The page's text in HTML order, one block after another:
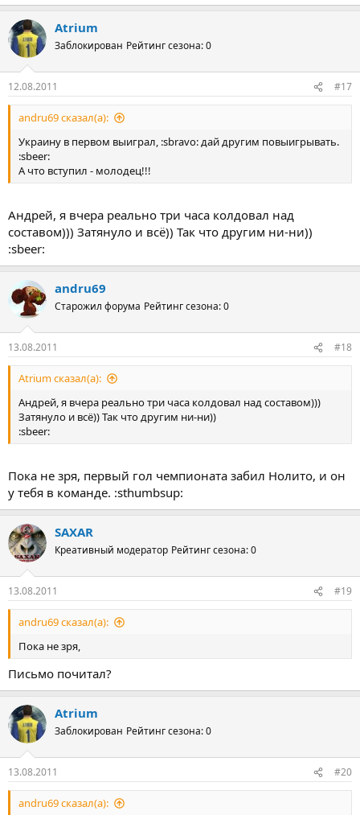
Atrium
Заблокирован Рейтинг сезона: 0
12.08.2011 #17
andru69 сказал(а):
Украину в первом выиграл, :sbravo: дай другим повыигрывать.
:sbeer:
А что вступил - молодец!!!
Андрей, я вчера реально три часа колдовал над
составом))) Затянуло и всё)) Так что другим ни-ни))
:sbeer:
andru69
Старожил форума Рейтинг сезона: 0
13.08.2011 #18
Atrium сказал(а):
Андрей, я вчера реально три часа колдовал над составом)))
Затянуло и всё)) Так что другим ни-ни))
:sbeer:
Пока не зря, первый гол чемпионата забил Нолито, и он
у тебя в команде. :sthumbsup:
SAXAR
Креативный модератор Рейтинг сезона: 0
13.08.2011 #19
andru69 сказал(а):
Пока не зря,
Письмо почитал?
Atrium
Заблокирован Рейтинг сезона: 0
13.08.2011 #20
andru69 сказал(а):